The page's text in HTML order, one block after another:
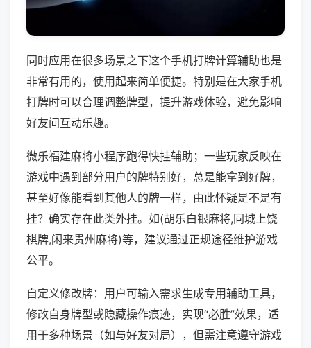
同时应用在很多场景之下这个手机打牌计算辅助也是
非常有用的，使用起来简单便捷。特别是在大家手机
打牌时可以合理调整牌型，提升游戏体验，避免影响
好友间互动乐趣。
微乐福建麻将小程序跑得快挂辅助；一些玩家反映在
游戏中遇到部分用户的牌特别好，总是能拿到好牌，
甚至好像能看到其他人的牌一样，由此怀疑是不是有
挂？确实存在此类外挂。如(胡乐白银麻将,同城上饶
棋牌,闲来贵州麻将)等，建议通过正规途径维护游戏
公平。
自定义修改牌：用户可输入需求生成专用辅助工具，
修改自身牌型或隐藏操作痕迹，实现“必胜”效果，适
用于多种场景（如与好友对局），但需注意遵守游戏